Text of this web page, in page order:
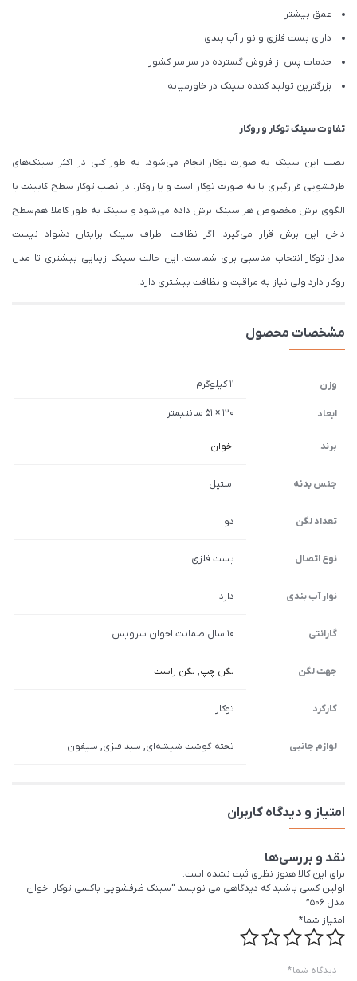
عمق بیشتر
دارای بست فلزی و نوار آب بندی
خدمات پس از فروش گسترده در سراسر کشور
بزرگترین تولید کننده سینک در خاورمیانه
تفاوت سینکتوکار وروکار
نصب این سینک به صورت توکار انجام می‌شود. به طور کلی در اکثر سینک‌های
ظرفشویی قرارگیری یا به صورت توکار است و یا روکار. در نصب توکار سطح کابینت با
الگوی برش مخصوص هر سینک برش داده می‌شود و سینک به طور کاملا هم‌سطح
داخل این برش قرار می‌گیرد. اگر نظافت اطراف سینک برایتان دشواد نیست
مدل توکار انتخاب مناسبی برای شماست. این حالت سینک زیبایی بیشتری تا مدل
روکار دارد ولی نیاز به مراقبت و نظافت بیشتری دارد.
مشخصات محصول
وزن 11 کیلوگرم
ابعاد 120 × 51 سانتیمتر
برند اخوان
جنس بدنه استیل
تعداد لگن دو
نوع اتصال بست فلزی
نوار آب بندی دارد
گارانتی 10 سال ضمانت اخوان سرویس
جهت لگن لگن چپ, لگن راست
کارکرد توکار
لوازم جانبی تخته گوشت شیشه‌ای, سبد فلزی, سیفون
امتیاز و دیدگاه کاربران
نقد و بررسی‌ها
برای این کالا هنوز نظری ثبت نشده است.
اولین کسی باشید که دیدگاهی می نویسد “سینک ظرفشویی باکسی توکار اخوان
مدل 506”
امتیاز شما*
دیدگاه شما*